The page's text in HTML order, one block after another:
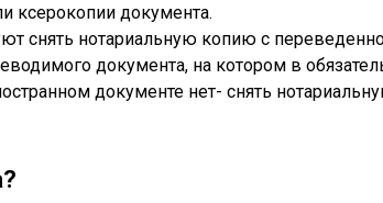
ксерокопии документа.
снять нотариальную копию с
документа, на котором в
документе нет- снять